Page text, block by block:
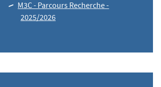
M3C - Parcours Recherche -
2025/2026